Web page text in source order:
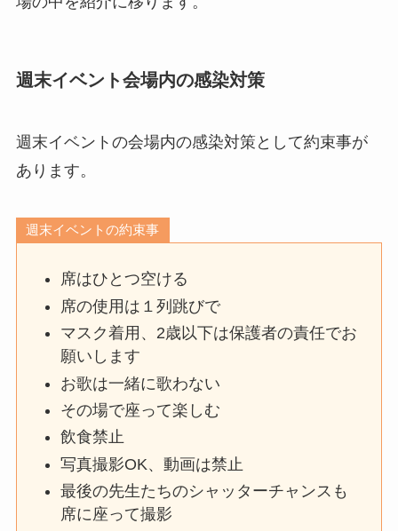
週末イベント会場内の感染対策
週末イベントの会場内の感染対策として約束事が
あります。
週末イベントの約束事
席はひとつ空ける
席の使用は１列跳びで
マスク着用、2歳以下は保護者の責任でお
願いします
お歌は一緒に歌わない
その場で座って楽しむ
飲食禁止
写真撮影OK、動画は禁止
最後の先生たちのシャッターチャンスも
席に座って撮影